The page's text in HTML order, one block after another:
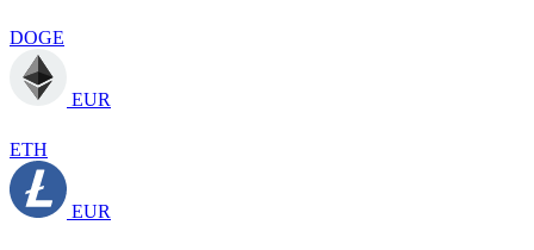
DOGE
EUR
ETH
EUR